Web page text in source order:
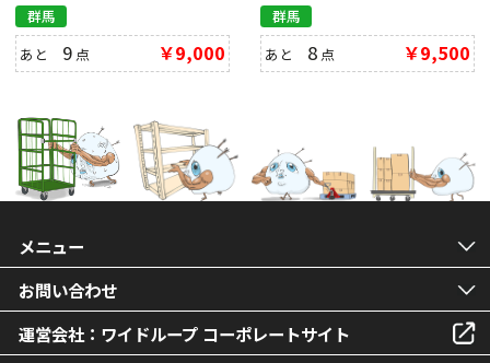
群馬
あと 9 点 ￥9,000
群馬
あと 8 点 ￥9,500
メニュー
お問い合わせ
運営会社：ワイドループ コーポレートサイト